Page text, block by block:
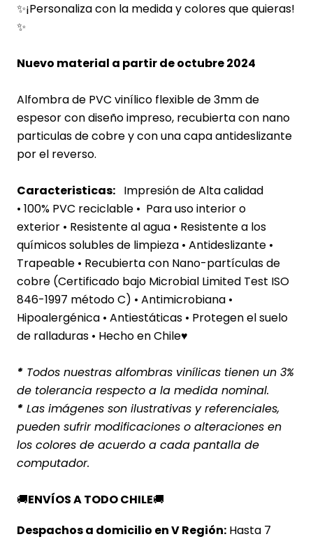
✨¡Personaliza con la medida y colores que quieras!
✨
Nuevo material a partir de octubre 2024
Alfombra de PVC vinílico flexible de 3mm de
espesor con diseño impreso, recubierta con nano
particulas de cobre y con una capa antideslizante
por el reverso.
Caracteristicas: Impresión de Alta calidad
• 100% PVC reciclable • Para uso interior o
exterior • Resistente al agua • Resistente a los
químicos solubles de limpieza • Antideslizante •
Trapeable • Recubierta con Nano-partículas de
cobre (Certificado bajo Microbial Limited Test ISO
846-1997 método C) • Antimicrobiana •
Hipoalergénica • Antiestáticas • Protegen el suelo
de ralladuras • Hecho en Chile♥
* Todos nuestras alfombras vinílicas tienen un 3%
de tolerancia respecto a la medida nominal.
* Las imágenes son ilustrativas y referenciales,
pueden sufrir modificaciones o alteraciones en
los colores de acuerdo a cada pantalla de
computador.
🚚ENVÍOS A TODO CHILE🚚
Despachos a domicilio en V Región: Hasta 7